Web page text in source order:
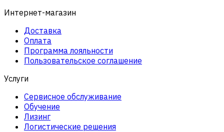
Интернет-магазин
Доставка
Оплата
Программа лояльности
Пользовательское соглашение
Услуги
Сервисное обслуживание
Обучение
Лизинг
Логистические решения